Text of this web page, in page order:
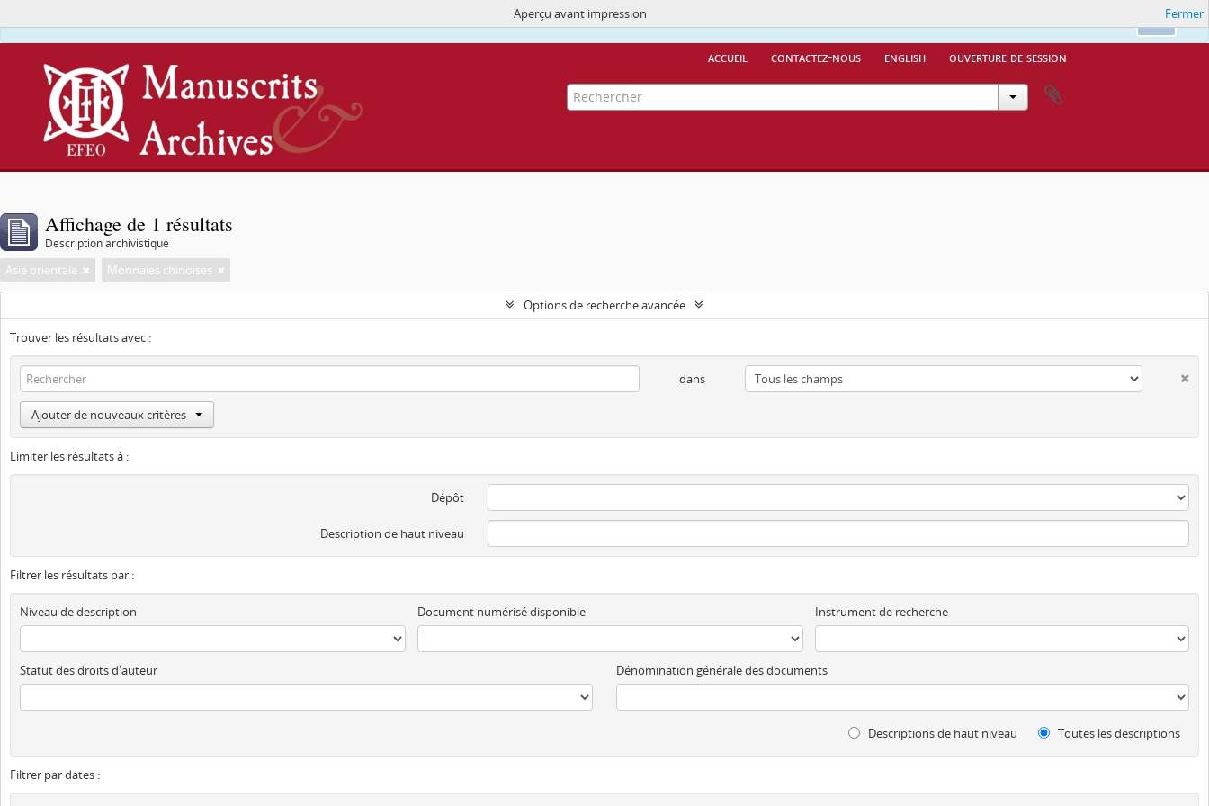
Ce site utilise des cookiesMore Info.
accueil contactez-nous english ouverture de session
Aperçu avant impression Fermer
Affichage de 1 résultats
Description archivistique
Asie orientale Monnaies chinoises
Options de recherche avancée
Trouver les résultats avec :
dans
Ajouter de nouveaux critères
Limiter les résultats à :
Dépôt
Description de haut niveau
Filtrer les résultats par :
Niveau de description Document numérisé disponible Instrument de recherche
Statut des droits d'auteur Dénomination générale des documents
Descriptions de haut niveau Toutes les descriptions
Filtrer par dates :